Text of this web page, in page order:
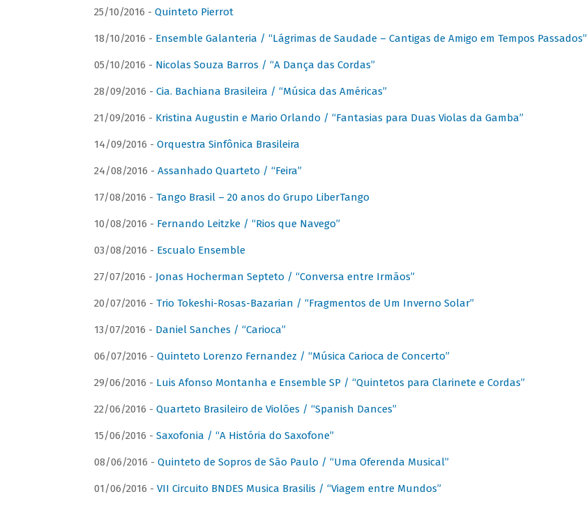
25/10/2016 - Quinteto Pierrot
18/10/2016 - Ensemble Galanteria / “Lágrimas de Saudade – Cantigas de Amigo em Tempos Passados”
05/10/2016 - Nicolas Souza Barros / “A Dança das Cordas”
28/09/2016 - Cia. Bachiana Brasileira / “Música das Américas”
21/09/2016 - Kristina Augustin e Mario Orlando / “Fantasias para Duas Violas da Gamba”
14/09/2016 - Orquestra Sinfônica Brasileira
24/08/2016 - Assanhado Quarteto / “Feira”
17/08/2016 - Tango Brasil – 20 anos do Grupo LiberTango
10/08/2016 - Fernando Leitzke / “Rios que Navego”
03/08/2016 - Escualo Ensemble
27/07/2016 - Jonas Hocherman Septeto / “Conversa entre Irmãos”
20/07/2016 - Trio Tokeshi-Rosas-Bazarian / “Fragmentos de Um Inverno Solar”
13/07/2016 - Daniel Sanches / “Carioca”
06/07/2016 - Quinteto Lorenzo Fernandez / “Música Carioca de Concerto”
29/06/2016 - Luis Afonso Montanha e Ensemble SP / “Quintetos para Clarinete e Cordas”
22/06/2016 - Quarteto Brasileiro de Violões / “Spanish Dances”
15/06/2016 - Saxofonia / “A História do Saxofone”
08/06/2016 - Quinteto de Sopros de São Paulo / “Uma Oferenda Musical”
01/06/2016 - VII Circuito BNDES Musica Brasilis / “Viagem entre Mundos”